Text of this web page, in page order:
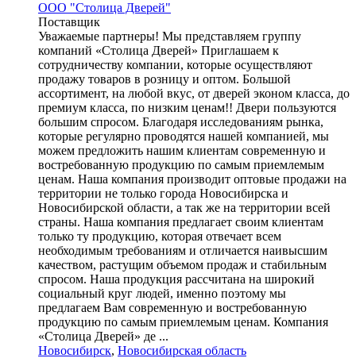
ООО "Столица Дверей"
Поставщик
Уважаемые партнеры! Мы представляем группу
компаний «Столица Дверей» Приглашаем к
сотрудничеству компании, которые осуществляют
продажу товаров в розницу и оптом. Большой
ассортимент, на любой вкус, от дверей эконом класса, до
премиум класса, по низким ценам!! Двери пользуются
большим спросом. Благодаря исследованиям рынка,
которые регулярно проводятся нашей компанией, мы
можем предложить нашим клиентам современную и
востребованную продукцию по самым приемлемым
ценам. Наша компания производит оптовые продажи на
территории не только города Новосибирска и
Новосибирской области, а так же на территории всей
страны. Наша компания предлагает своим клиентам
только ту продукцию, которая отвечает всем
необходимым требованиям и отличается наивысшим
качеством, растущим объемом продаж и стабильным
спросом. Наша продукция рассчитана на широкий
социальный круг людей, именно поэтому мы
предлагаем Вам современную и востребованную
продукцию по самым приемлемым ценам. Компания
«Столица Дверей» де ...
Новосибирск, Новосибирская область